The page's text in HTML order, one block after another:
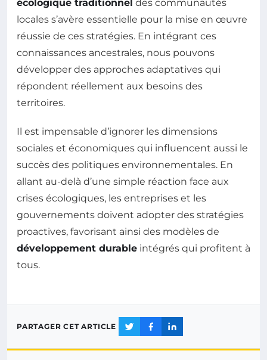
écologique traditionnel des communautés
locales s’avère essentielle pour la mise en œuvre
réussie de ces stratégies. En intégrant ces
connaissances ancestrales, nous pouvons
développer des approches adaptatives qui
répondent réellement aux besoins des
territoires.
Il est impensable d’ignorer les dimensions
sociales et économiques qui influencent aussi le
succès des politiques environnementales. En
allant au-delà d’une simple réaction face aux
crises écologiques, les entreprises et les
gouvernements doivent adopter des stratégies
proactives, favorisant ainsi des modèles de
développement durable intégrés qui profitent à
tous.
PARTAGER CET ARTICLE